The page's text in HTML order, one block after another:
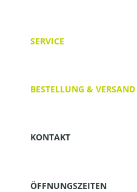
SERVICE
BESTELLUNG & VERSAND
KONTAKT
ÖFFNUNGSZEITEN